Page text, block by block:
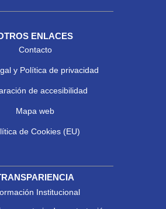
ENLACES
Contacto
y Política de privacidad
de accesibilidad
Mapa web
de Cookies (EU)
Institucional